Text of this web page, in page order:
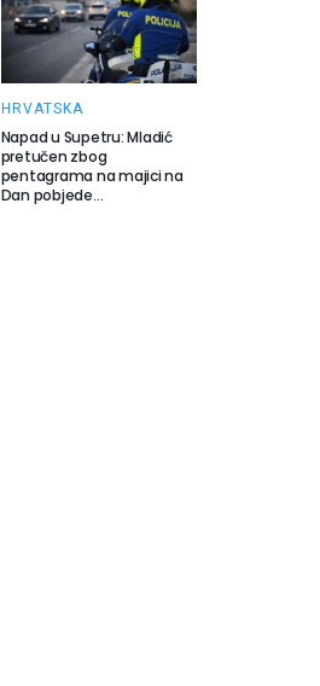
HRVATSKA
Napad u Supetru: Mladić
pretučen zbog
pentagrama na majici na
Dan pobjede…